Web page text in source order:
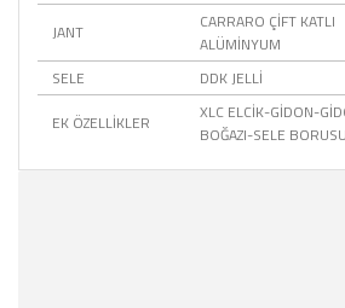
JANT
CARRARO ÇİFT KATLI
ALÜMİNYUM
SELE
DDK JELLİ
EK ÖZELLİKLER
XLC ELCİK-GİDON-
BOĞAZI-SELE BORUSU